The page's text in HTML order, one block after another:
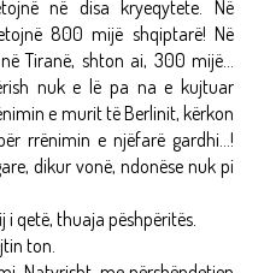
në disa kryeqytete. Në
800 mijë shqiptarë! Në
Tiranë, shton ai, 300 mijë...
nuk e lë pa na e kujtuar
e murit të Berlinit, kërkon
rrënimin e njëfarë gardhi...!
dikur vonë, ndonëse nuk pi
i qetë, thuaja pëshpëritës.
ton.